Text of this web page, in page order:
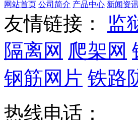
网站首页 公司简介 产品中心 新闻资
友情链接： 监
隔离网 爬架网
钢筋网片 铁路
热线电话：